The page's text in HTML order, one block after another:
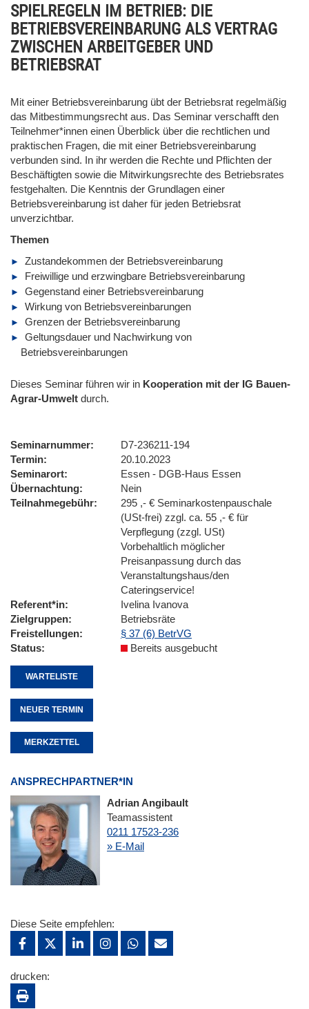
SPIELREGELN IM BETRIEB: DIE
BETRIEBSVEREINBARUNG ALS VERTRAG
ZWISCHEN ARBEITGEBER UND
BETRIEBSRAT
Mit einer Betriebsvereinbarung übt der Betriebsrat regelmäßig
das Mitbestimmungsrecht aus. Das Seminar verschafft den
Teilnehmer*innen einen Überblick über die rechtlichen und
praktischen Fragen, die mit einer Betriebsvereinbarung
verbunden sind. In ihr werden die Rechte und Pflichten der
Beschäftigten sowie die Mitwirkungsrechte des Betriebsrates
festgehalten. Die Kenntnis der Grundlagen einer
Betriebsvereinbarung ist daher für jeden Betriebsrat
unverzichtbar.
Themen
Zustandekommen der Betriebsvereinbarung
Freiwillige und erzwingbare Betriebsvereinbarung
Gegenstand einer Betriebsvereinbarung
Wirkung von Betriebsvereinbarungen
Grenzen der Betriebsvereinbarung
Geltungsdauer und Nachwirkung von
Betriebsvereinbarungen
Dieses Seminar führen wir in Kooperation mit der IG Bauen-
Agrar-Umwelt durch.
Seminarnummer
D7-236211-194
Termin
20.10.2023
Seminarort
Essen - DGB-Haus Essen
Übernachtung
Nein
Teilnahmegebühr
295 ,- € Seminarkostenpauschale
(USt-frei) zzgl. ca. 55 ,- € für
Verpflegung (zzgl. USt)
Vorbehaltlich möglicher
Preisanpassung durch das
Veranstaltungshaus/den
Cateringservice!
Referent*in
Ivelina Ivanova
Zielgruppen
Betriebsräte
Freistellungen
§ 37 (6) BetrVG
Status
Bereits ausgebucht
WARTELISTE
NEUER TERMIN
MERKZETTEL
ANSPRECHPARTNER*IN
Adrian Angibault
Teamassistent
0211 17523-236
» E-Mail
Diese Seite empfehlen:
drucken: